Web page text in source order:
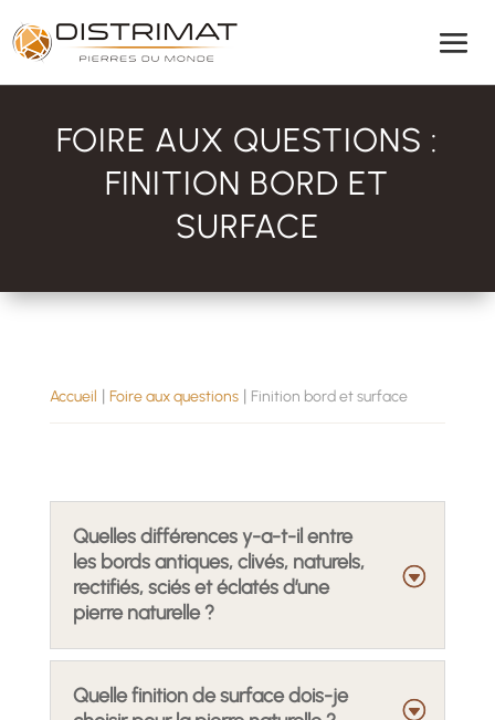
FOIRE AUX QUESTIONS :
FINITION BORD ET
SURFACE
Accueil | Foire aux questions| Finition bord et surface
Quelles différences y-a-t-il entre
les bords antiques, clivés, naturels,
rectifiés, sciés et éclatés d’une
pierre naturelle ?
Quelle finition de surface dois-je